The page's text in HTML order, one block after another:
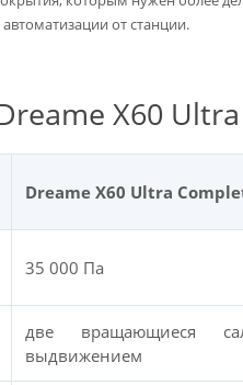
от станции.
X60
Dreame X60 Ultra
35 000 Па
две вращающиеся
выдвижением